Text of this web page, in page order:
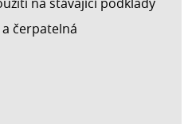
čerpatelná